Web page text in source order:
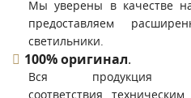
Мы уверены в качестве
предоставляем
светильники.
100% оригинал.
Вся продукция
соответствия